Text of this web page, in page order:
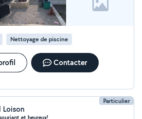
Nettoyage de piscine
Contacter
Particulier
Loison